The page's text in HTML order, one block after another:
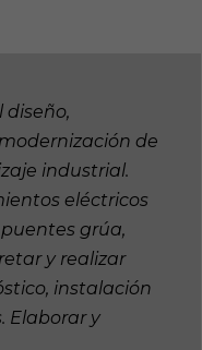
diseño,
de
industrial.
eléctricos
grúa,
y realizar
instalación
Elaborar y